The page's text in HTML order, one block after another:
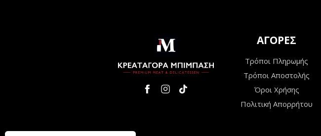
ΑΓΟΡΕΣ
Τρόποι Πληρωμής
Τρόποι Αποστολής
Όροι Χρήσης
Πολιτική Απορρήτου